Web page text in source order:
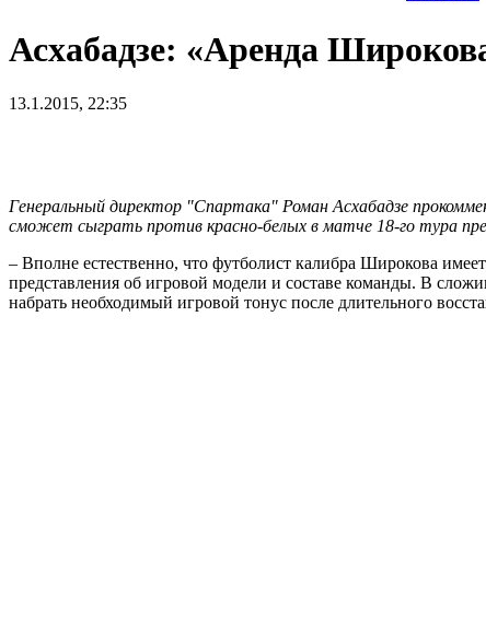
Асхабадзе: «Аренда
13.1.2015, 22:35
Генеральный директор "Спартака" Роман Асхабадзе
сможет сыграть против красно-белых в матче 18-го тура
– Вполне естественно, что футболист калибра Широкова
представления об игровой модели и составе команды. В
набрать необходимый игровой тонус после длительного